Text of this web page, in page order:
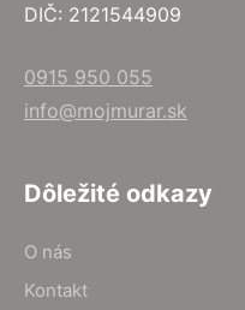
DIČ: 2121544909
0915 950 055
info@mojmurar.sk
Dôležité odkazy
O nás
Kontakt